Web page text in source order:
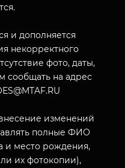
и дополняется
некорректного
фото, даты,
сообщать на адрес
изменений
полные ФИО
и место рождения,
их фотокопии),